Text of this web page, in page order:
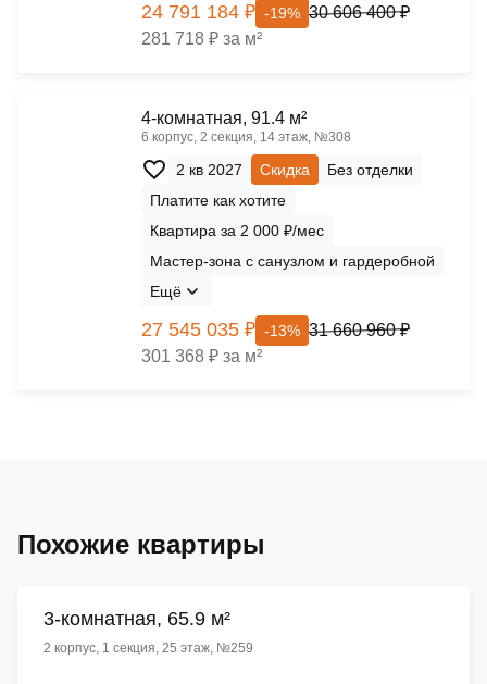
24 791 184 ₽ -19% 30 606 400 ₽
281 718 ₽ за м²
4-комнатная, 91.4 м²
6 корпус, 2 секция, 14 этаж, №308
2 кв 2027 Скидка
Без отделки
Платите как хотите
Квартира за 2 000 ₽/мес
Мастер-зона с санузлом и гардеробной
Ещё
27 545 035 ₽ -13% 31 660 960 ₽
301 368 ₽ за м²
Похожие квартиры
3-комнатная, 65.9 м²
2 корпус, 1 секция, 25 этаж, №259